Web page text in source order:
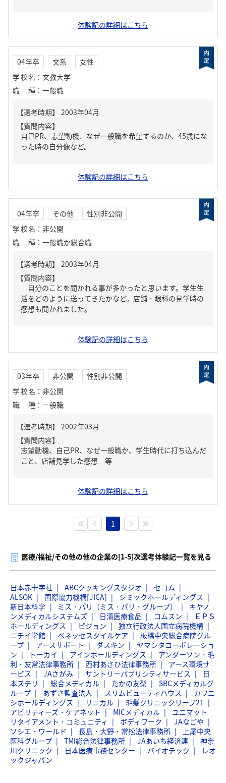
体験記の詳細はこちら
04年卒 文系
女性
学校名 ： 文教大学
職種 ： 一般職
【質問内容】
自己PR、志望動機、なぜ一般職を希望するのか、45歳にな
った時の自分像など。
体験記の詳細はこちら
04年卒 その他
性別非公開
学校名 ： 非公開
職種 ： 一般職か総合職
【質問内容】
自分のことを聞かれる事が多かったと思います。学生生
活をどのように送ってきたかなど。店舗・眼科の見学時の
感想も聞かれました。
体験記の詳細はこちら
03年卒 非公開
性別非公開
学校名 ： 非公開
職種 ： 一般職
【質問内容】
志望動機、自己PR、なぜ一般職か、学生時代に打ち込んだ
こと、店舗見学した感想 等
体験記の詳細はこちら
1
医療/福祉/その他の他の企業の[1-5]次選考体験記一覧を見る
日本赤十字社 ABCクッキングスタジオ
セコム
ALSOK
国際協力機構[JICA]
シミックホールディングス
新日本科学
ミス・パリ（ミス・パリ・グループ）
キヤノ
ンメディカルシステムズ
日清医療食品 コムスン
ＥＰＳ
ホールディングス
ピジョン
独立行政法人国立病院機構
ニチイ学館
ベネッセスタイルケア
板橋中央総合病院グル
ープ
アースサポート ダスキン
ヤマシタコーポレーショ
ン
トーカイ アインホールディングス
アンダーソン・毛
利・友常法律事務所
西村あさひ法律事務所
アース環境サ
ービス
JAさがみ サントリーパブリシティサービス
日
本ステリ
総合メディカル たかの友梨
SBCメディカルグ
ループ
あずさ監査法人 スリムビューティハウス
カワニ
シホールディングス
リニカル
毛髪クリニックリーブ21
アビリティーズ・ケアネット
MICメディカル
ユニマット
リタイアメント・コミュニティ
ボディワーク
JAなごや
ソシエ・ワールド
長島・大野・常松法律事務所
上尾中央
医科グループ
TMI総合法律事務所 JAあいち経済連
神奈
川クリニック
日本医療事務センター バイオテック
レオ
ックジャパン